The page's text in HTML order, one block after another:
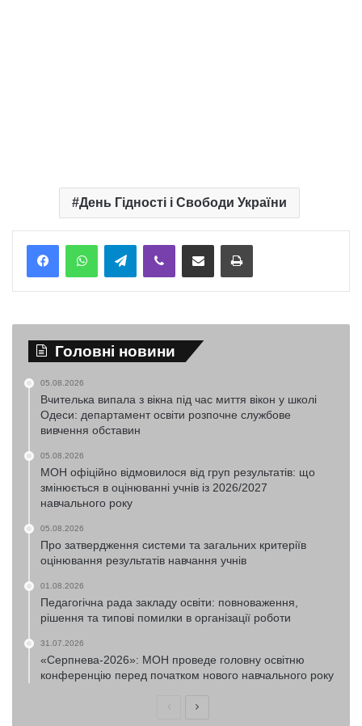
День Гідності і Свободи України
TelegramViber Надіслати електронною поштоюНадрукувати
Головні новини
05.08.2026
Вчителька випала з вікна під час миття вікон у школі
Одеси: департамент освіти розпочне службове
вивчення обставин
05.08.2026
МОН офіційно відмовилося від груп результатів: що
змінюється в оцінюванні учнів із 2026/2027
навчального року
05.08.2026
Про затвердження системи та загальних критеріїв
оцінювання результатів навчання учнів
01.08.2026
Педагогічна рада закладу освіти: повноваження,
рішення та типові помилки в організації роботи
31.07.2026
«Серпнева-2026»: МОН проведе головну освітню
конференцію перед початком нового навчального року
ПопередняНаступна